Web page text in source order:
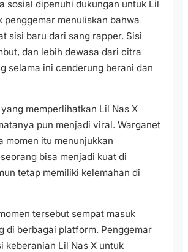
sosial dipenuhi dukungan untuk Lil
penggemar menuliskan bahwa
sisi baru dari sang rapper. Sisi
dan lebih dewasa dari citra
selama ini cenderung berani dan
memperlihatkan Lil Nas X
pun menjadi viral. Warganet
momen itu menunjukkan
bisa menjadi kuat di
tetap memiliki kelemahan di
tersebut sempat masuk
di berbagai platform. Penggemar
keberanian Lil Nas X untuk